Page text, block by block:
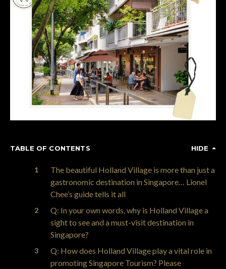
TABLE OF CONTENTS HIDE
The beautiful Holland Village is more than just a
gastronomic destination in Singapore… Lionel
Chee’s guide tells it all
Q: In your own words, why is Holland Village a
sight to see and a must-visit destination in
Singapore?
Q: How does Holland Village play a vital role in
promoting Singapore Tourism? Please